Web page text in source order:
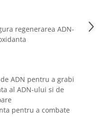
regenerarea ADN-
ADN pentru a grabi
al ADN-ului si de
pentru a combate